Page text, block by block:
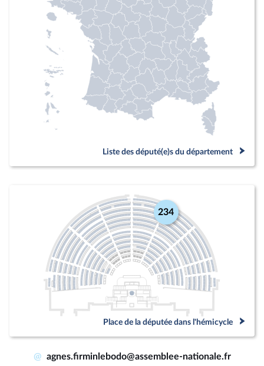
Liste des député(e)s du département
234
Place de la députée dans l'hémicycle
@ agnes.firminlebodo@assemblee-nationale.fr